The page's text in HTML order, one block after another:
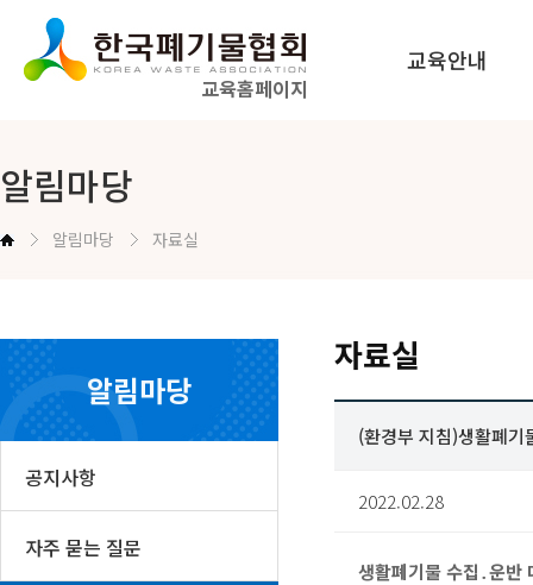
교육홈페이지
교육안내
알림마당
알림마당 자료실
알림마당
공지사항
자주 묻는 질문
자료실
(환경부 지침)생활폐
2022.02.28
생활폐기물 수집․운반